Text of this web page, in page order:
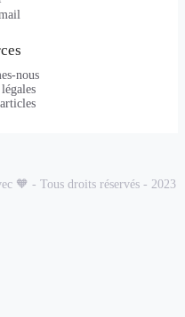
nous
🧡 - Tous droits réservés - 2023